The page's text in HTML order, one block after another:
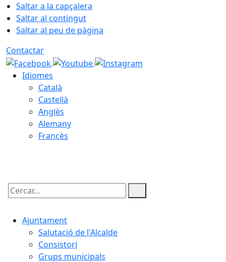
Saltar a la capçalera
Saltar al contingut
Saltar al peu de pàgina
Contactar
Idiomes
Català
Castellà
Anglès
Alemany
Francès
Cercar:
Ajuntament
Salutació de l'Alcalde
Consistori
Grups municipals